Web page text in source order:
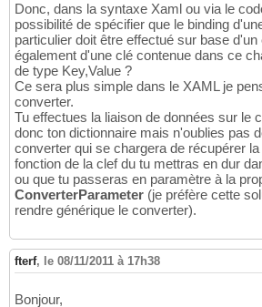
Donc, dans la syntaxe Xaml ou via le
possibilité de spécifier que le binding
particulier doit être effectué sur base
également d'une clé contenue dans ce
de type Key,Value ?
Ce sera plus simple dans le XAML je
converter.
Tu effectues la liaison de données sur le
donc ton dictionnaire mais n'oublies pas
converter qui se chargera de récupérer
fonction de la clef du tu mettras en dur
ou que tu passeras en paramètre à la
ConverterParameter (je préfère cette
rendre générique le converter).
fterf, le 08/11/2011 à 17h38
Bonjour,